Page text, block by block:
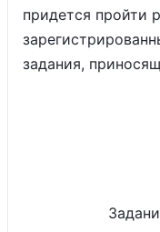
придется пройти
задания,